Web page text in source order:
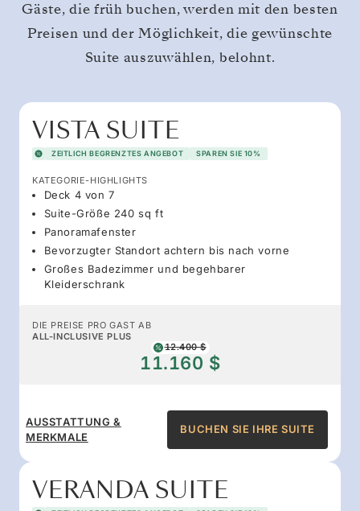
Gäste, die früh buchen, werden mit den besten
Preisen und der Möglichkeit, die gewünschte
Suite auszuwählen, belohnt.
VISTA SUITE
ZEITLICH BEGRENZTES ANGEBOT SPAREN SIE 10%
KATEGORIE-HIGHLIGHTS
Deck 4 von 7
Suite-Größe 240 sq ft
Panoramafenster
Bevorzugter Standort achtern bis nach vorne
Großes Badezimmer und begehbarer
Kleiderschrank
DIE PREISE PRO GAST AB
ALL-INCLUSIVE PLUS
12.400 $
11.160 $
AUSSTATTUNG &
MERKMALE
BUCHEN SIE IHRE SUITE
VERANDA SUITE